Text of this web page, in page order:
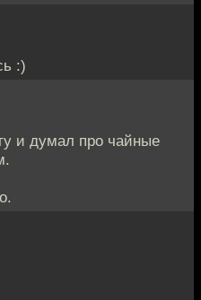
:)
и думал про чайные